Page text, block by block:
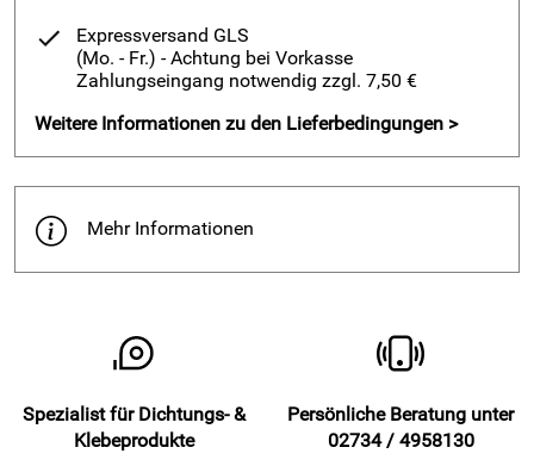
Nach nun zwei Bestellungen kann ich die ausgezeichnete
Qualität bestätigen.
produzierte Ware. Das erkennt man an der Haftung der
Schutzfolie und dem anfänglichen Geruch.
Achtung! Beim Bestellen unbedingt die richtige
Kaufdatum: 24.11.2021
Bewertungsdatum: 05.12.2021
Michael *****
Verifizierte Bewertung
Expressversand GLS
(Mo. - Fr.) - Achtung bei Vorkasse
Zahlungseingang notwendig zzgl. 7,50 €
Weitere Informationen zu den Lieferbedingungen >
Mehr Informationen
Spezialist für Dichtungs- &
Klebeprodukte
Persönliche Beratung unter
02734 / 4958130